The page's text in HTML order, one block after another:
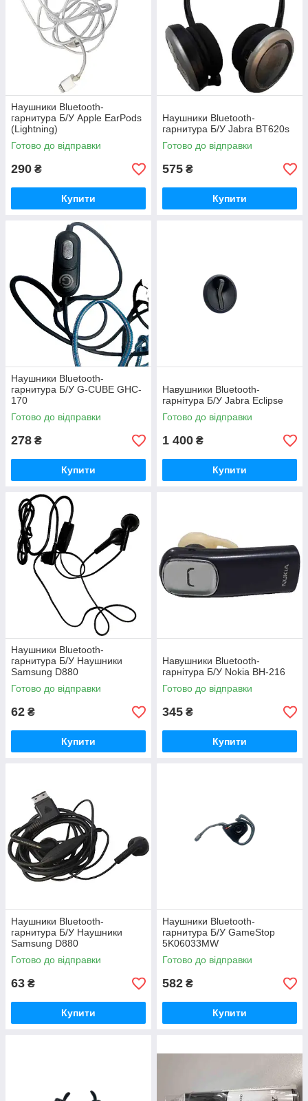
Наушники Bluetooth-
гарнитура Б/У Apple EarPods
(Lightning)
Готово до відправки
290 ₴
Купити
Наушники Bluetooth-
гарнитура Б/У Jabra BT620s
Готово до відправки
575 ₴
Купити
Наушники Bluetooth-
гарнитура Б/У G-CUBE GHC-
170
Готово до відправки
278 ₴
Купити
Навушники Bluetooth-
гарнітура Б/У Jabra Eclipse
Готово до відправки
1 400 ₴
Купити
Наушники Bluetooth-
гарнитура Б/У Наушники
Samsung D880
Готово до відправки
62 ₴
Купити
Навушники Bluetooth-
гарнітура Б/У Nokia BH-216
Готово до відправки
345 ₴
Купити
Наушники Bluetooth-
гарнитура Б/У Наушники
Samsung D880
Готово до відправки
63 ₴
Купити
Наушники Bluetooth-
гарнитура Б/У GameStop
5K06033MW
Готово до відправки
582 ₴
Купити